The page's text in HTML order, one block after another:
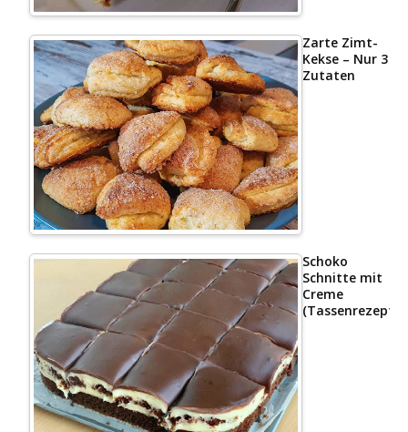
Zarte Zimt-
Kekse – Nur 3
Zutaten
Schoko
Schnitte mit
Creme
(Tassenrezept)